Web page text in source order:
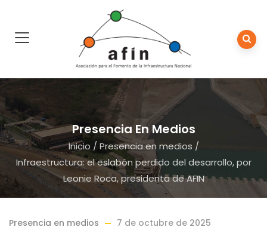
Presencia En Medios
Inicio / Presencia en medios /
Infraestructura: el eslabón perdido del desarrollo, por
Leonie Roca, presidenta de AFIN
Presencia en medios 7 de octubre de 2025